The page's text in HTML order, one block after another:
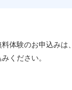
料体験のお申込みは、
ください。